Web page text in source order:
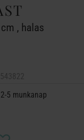
, halas
5 munkanap